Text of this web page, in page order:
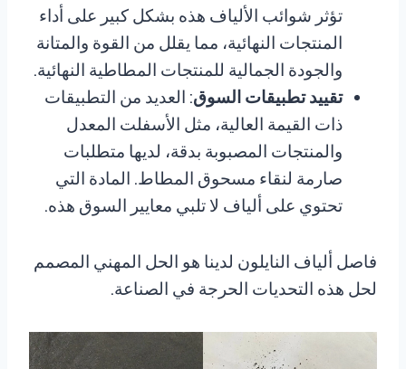
تؤثر شوائب الألياف هذه بشكل كبير على أداء
المنتجات النهائية، مما يقلل من القوة والمتانة
والجودة الجمالية للمنتجات المطاطية النهائية.
تقييد تطبيقات السوق: العديد من التطبيقات
ذات القيمة العالية، مثل الأسفلت المعدل
والمنتجات المصبوبة بدقة، لديها متطلبات
صارمة لنقاء مسحوق المطاط. المادة التي
تحتوي على ألياف لا تلبي معايير السوق هذه.
فاصل ألياف النايلون لدينا هو الحل المهني المصمم
لحل هذه التحديات الحرجة في الصناعة.